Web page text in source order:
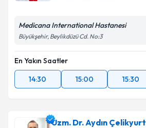
Medicana International Hastanesi
Büyükşehir, Beylikdüzü Cd. No:3
En Yakın Saatler
14:30
15:00 15:30
Uzm. Dr. Aydın Çelikyurt